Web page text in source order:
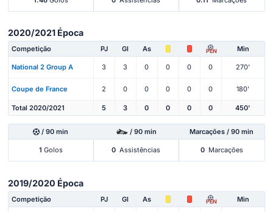
2020/2021 Época
Competição PJ Gl As PEN Min
National 2 Group A 3 3 0 0 0 0 270'
Coupe de France 2 0 0 0 0 0 180'
Total 2020/2021 5 3 0 0 0 0 450'
/ 90 min / 90 min Marcações / 90 min
1 Golos 0 Assistências 0 Marcações
2019/2020 Época
Competição PJ Gl As PEN Min